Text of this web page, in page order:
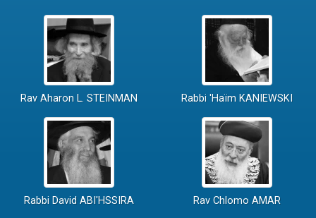
Rav Aharon L. STEINMAN Rabbi 'Haïm KANIEWSKI
Rabbi David ABI'HSSIRA Rav Chlomo AMAR